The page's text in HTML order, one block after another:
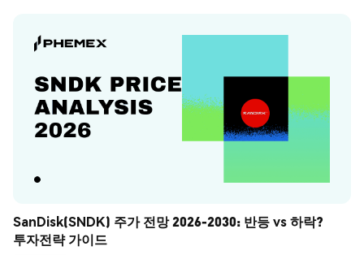
SanDisk(SNDK) 주가 전망 2026-2030: 반등 vs 하락?
투자전략 가이드